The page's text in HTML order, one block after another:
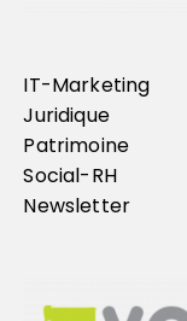
IT-Marketing
Juridique
Patrimoine
Social-RH
Newsletter